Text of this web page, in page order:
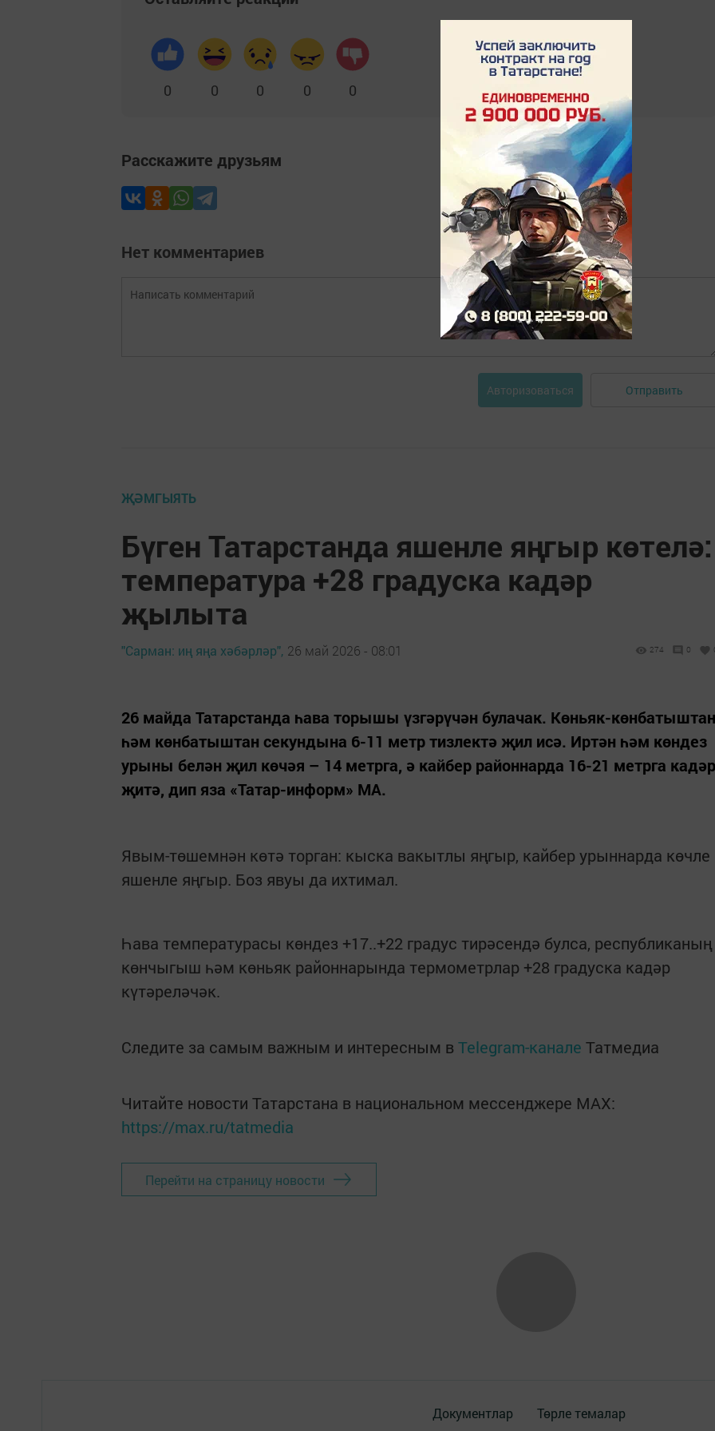
0 0 0 0 0
Расскажите друзьям
Нет комментариев
Авторизоваться Отправить
ҖӘМГЫЯТЬ
Бүген Татарстанда яшенле яңгыр көтелә:
температура +28 градуска кадәр
җылыта
"Сарман: иң яңа хәбәрләр", 26 май 2026 - 08:01 274 0
26 майда Татарстанда һава торышы үзгәрүчән булачак. Көньяк-көнбатыштан
һәм көнбатыштан секундына 6-11 метр тизлектә җил исә. Иртән һәм көндез
урыны белән җил көчәя – 14 метрга, ә кайбер районнарда 16-21 метрга кадәр
җитә, дип яза «Татар-информ» МА.
Явым-төшемнән көтә торган: кыска вакытлы яңгыр, кайбер урыннарда көчле
яшенле яңгыр. Боз явуы да ихтимал.
Һава температурасы көндез +17..+22 градус тирәсендә булса, республиканың
көнчыгыш һәм көньяк районнарында термометрлар +28 градуска кадәр
күтәреләчәк.
Следите за самым важным и интересным в Telegram-канале Татмедиа
Читайте новости Татарстана в национальном мессенджере MАХ:
https://max.ru/tatmedia
Перейти на страницу новости
Документлар Төрле темалар